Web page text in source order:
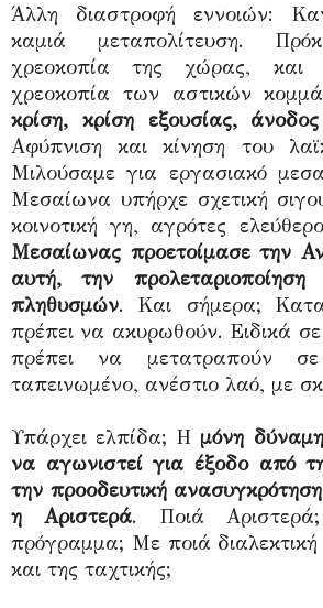
Άλλη διαστροφή εννοιών:
καμιά μεταπολίτευση.
χρεοκοπία της χώρας, και
χρεοκοπία των αστικών
κρίση, κρίση εξουσίας,
Αφύπνιση και κίνηση του
Μιλούσαμε για εργασιακό
Μεσαίωνα υπήρχε σχετική
κοινοτική γη, αγρότες
Μεσαίωνας προετοίμασε την
αυτή, την
πληθυσμών. Και σήμερα;
πρέπει να ακυρωθούν. Ειδικά
πρέπει να μετατραπούν σε
ταπεινωμένο, ανέστιο λαό, με
Υπάρχει ελπίδα; Η μόνη
να αγωνιστεί για έξοδο από
την προοδευτική
η Αριστερά. Ποιά
πρόγραμμα; Με ποιά διαλεκτική
και της ταχτικής;